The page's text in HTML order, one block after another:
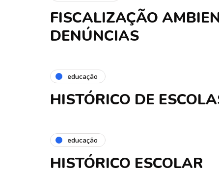
FISCALIZAÇÃO
DENÚNCIAS
educação
HISTÓRICO DE
educação
HISTÓRICO ESCOLAR